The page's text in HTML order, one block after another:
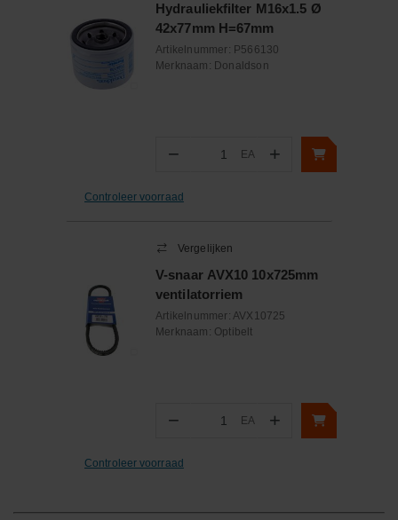
Hydrauliekfilter M16x1.5 Ø
42x77mm H=67mm
Artikelnummer: P566130
Merknaam: Donaldson
− Aantal
EA +
Controleer voorraad
Vergelijken
V-snaar AVX10 10x725mm
ventilatorriem
Artikelnummer: AVX10725
Merknaam: Optibelt
− Aantal
EA +
Controleer voorraad